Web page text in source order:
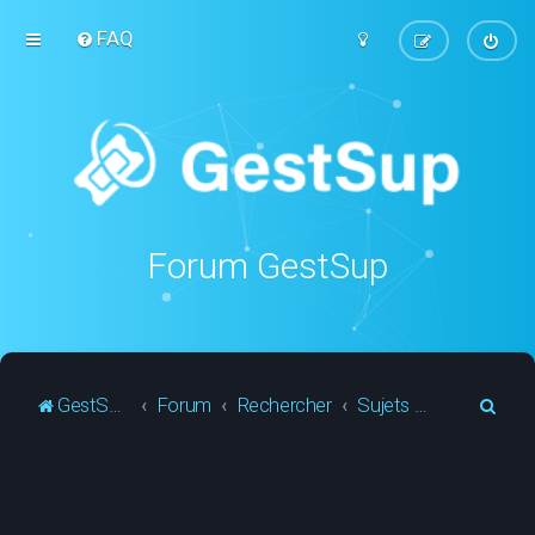
FAQ
Forum GestSup
GestSup.fr Forum Rechercher Sujets actifs